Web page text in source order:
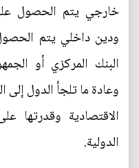
خارجي يتم الحصول
ودين داخلي يتم
البنك المركزي أو
وعادة ما تلجأ الدول
الاقتصادية وقدرتها
الدولية.